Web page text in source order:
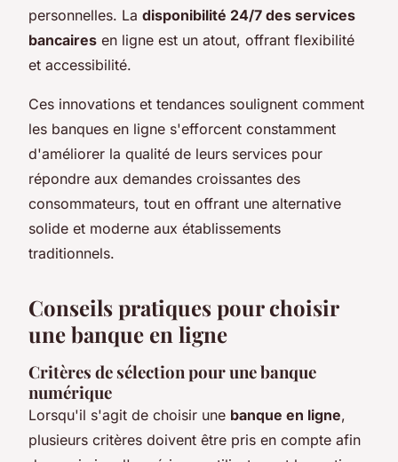
personnelles. La disponibilité 24/7 des services
bancaires en ligne est un atout, offrant flexibilité
et accessibilité.
Ces innovations et tendances soulignent comment
les banques en ligne s'efforcent constamment
d'améliorer la qualité de leurs services pour
répondre aux demandes croissantes des
consommateurs, tout en offrant une alternative
solide et moderne aux établissements
traditionnels.
Conseils pratiques pour choisir
une banque en ligne
Critères de sélection pour une banque
numérique
Lorsqu'il s'agit de choisir une banque en ligne,
plusieurs critères doivent être pris en compte afin